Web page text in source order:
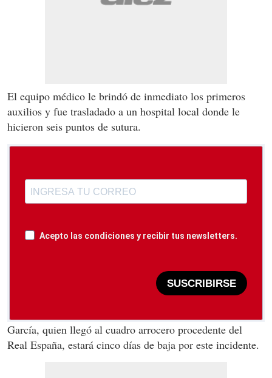
El equipo médico le brindó de inmediato los primeros
auxilios y fue trasladado a un hospital local donde le
hicieron seis puntos de sutura.
Acepto las condiciones y recibir tus newsletters.
SUSCRIBIRSE
García, quien llegó al cuadro arrocero procedente del
Real España, estará cinco días de baja por este incidente.